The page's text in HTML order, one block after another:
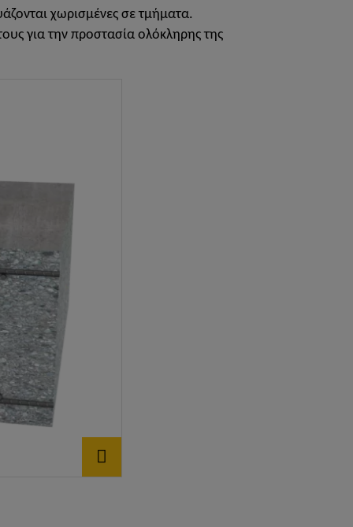
χωρισμένες σε τμήματα.
για την προστασία ολόκληρης της